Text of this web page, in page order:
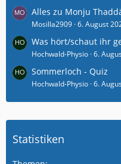
Alles zu Monju
Mosilla2909 6. August
Was hört/schaut ihr
Hochwald-Physio 6.
Sommerloch - Quiz
Hochwald-Physio 6.
Statistiken